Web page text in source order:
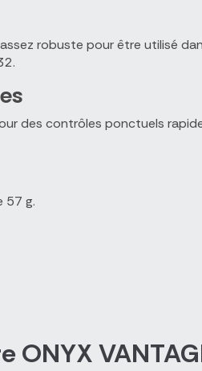
robuste pour être utilisé
des contrôles ponctuels
57 g.